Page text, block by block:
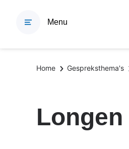
Menu
Kruimelpad
Home Gespreksthema's
Longen